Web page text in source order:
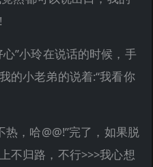
”小玲在说话的时候，手
的小老弟的说着:“我看你
，哈@@!”完了，如果脱
不归路，不行>>>我心想